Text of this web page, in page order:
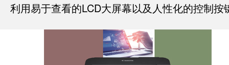
利用易于查看的LCD大屏幕以及人性化的控制